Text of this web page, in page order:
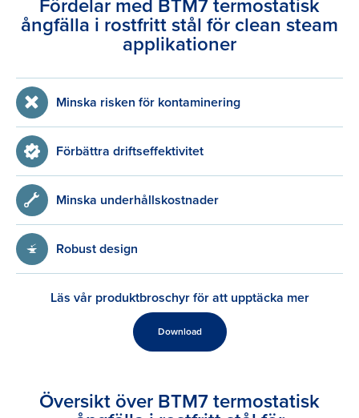
ångfälla i rostfritt stål för clean steam
applikationer
Minska risken för kontaminering
Förbättra driftseffektivitet
Minska underhållskostnader
Robust design
Läs vår produktbroschyr för att upptäcka mer
Download
Översikt över BTM7 termostatisk